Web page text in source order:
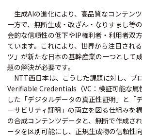
生成AIの進化により、高品質なコンテン
一方で、無断生成・改ざん・なりすまし等
会的な信頼性の低下やIP権利者・利用者双
ています。これにより、世界から注目され
ツ」が新たな日本の基幹産業の一つとして
題の解決が必要です。
NTT西日本は、こうした課題に対し、ブ
Verifiable Credentials（VC：検証可能な属
した「デジタルデータの真正性証明」と「
ーサビリティ証明」の両立を図る仕組みを
の合成コンテンツデータと、無断で作成さ
ータを区別可能にし、正規生成物の信頼性